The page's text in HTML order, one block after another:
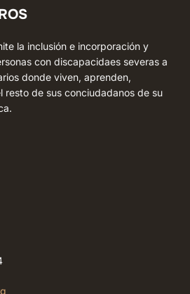
la inclusión e incorporación y
con discapacidaes severas a
donde viven, aprenden,
resto de sus conciudadanos de su